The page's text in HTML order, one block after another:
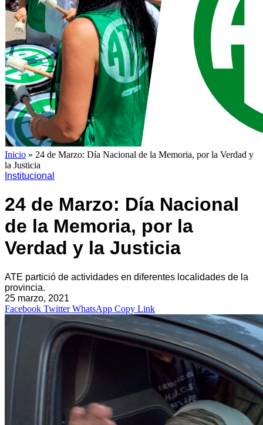
Inicio » 24 de Marzo: Día Nacional de la Memoria, por la Verdad y
la Justicia
Institucional
24 de Marzo: Día Nacional
de la Memoria, por la
Verdad y la Justicia
ATE partició de actividades en diferentes localidades de la
provincia.
25 marzo, 2021
Facebook Twitter WhatsApp Copy Link